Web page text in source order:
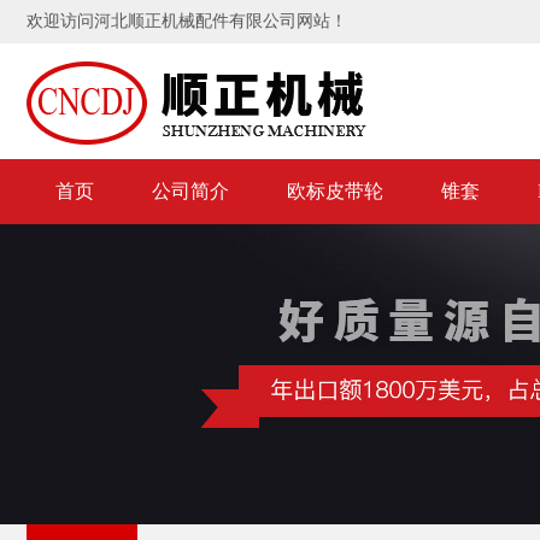
欢迎访问河北顺正机械配件有限公司网站！
首页 公司简介 欧标皮带轮 锥套